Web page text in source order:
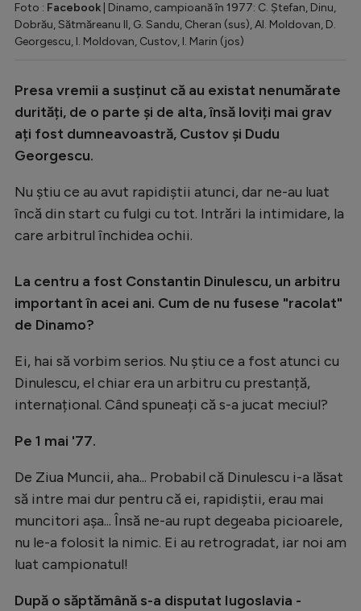
Foto : Facebook | Dinamo, campioană în 1977: C. Ștefan, Dinu,
Dobrău, Sătmăreanu II, G. Sandu, Cheran (sus), Al. Moldovan, D.
Georgescu, I. Moldovan, Custov, I. Marin (jos)
Presa vremii a susținut că au existat nenumărate
durități, de o parte și de alta, însă loviți mai grav
ați fost dumneavoastră, Custov și Dudu
Georgescu.
Nu știu ce au avut rapidiștii atunci, dar ne-au luat
încă din start cu fulgi cu tot. Intrări la intimidare, la
care arbitrul închidea ochii.
La centru a fost Constantin Dinulescu, un arbitru
important în acei ani. Cum de nu fusese "racolat"
de Dinamo?
Ei, hai să vorbim serios. Nu știu ce a fost atunci cu
Dinulescu, el chiar era un arbitru cu prestanță,
internațional. Când spuneați că s-a jucat meciul?
Pe 1 mai '77.
De Ziua Muncii, aha... Probabil că Dinulescu i-a lăsat
să intre mai dur pentru că ei, rapidiștii, erau mai
muncitori așa... Însă ne-au rupt degeaba picioarele,
nu le-a folosit la nimic. Ei au retrogradat, iar noi am
luat campionatul!
După o săptămână s-a disputat Iugoslavia -